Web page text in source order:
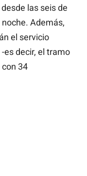
las seis de
Además,
el servicio
es decir, el tramo
34